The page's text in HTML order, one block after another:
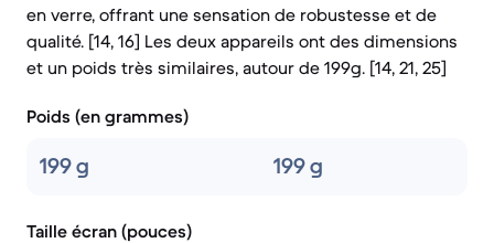
en verre, offrant une sensation de robustesse et de
qualité. [14, 16] Les deux appareils ont des dimensions
et un poids très similaires, autour de 199g. [14, 21, 25]
Poids (en grammes)
199 g 199 g
Taille écran (pouces)